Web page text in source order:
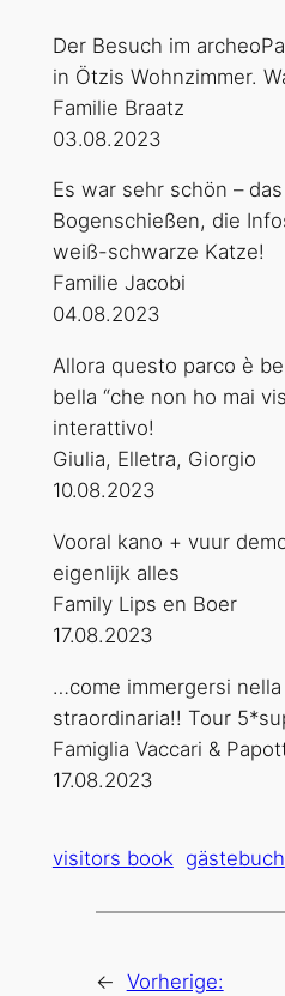
Der Besuch im
in Ötzis Wohnzimmer.
Familie Braatz
03.08.2023
Es war sehr schön –
Bogenschießen, die
weiß-schwarze Katze!
Familie Jacobi
04.08.2023
Allora questo parco è
bella “che non ho mai
interattivo!
Giulia, Elletra, Giorgio
10.08.2023
Vooral kano + vuur
eigenlijk alles
Family Lips en Boer
17.08.2023
…come immergersi nella
straordinaria!! Tour
Famiglia Vaccari &
17.08.2023
visitors book gästebuch
← Vorherige: